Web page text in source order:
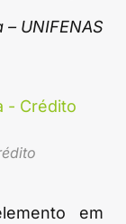
UNIFENAS
em